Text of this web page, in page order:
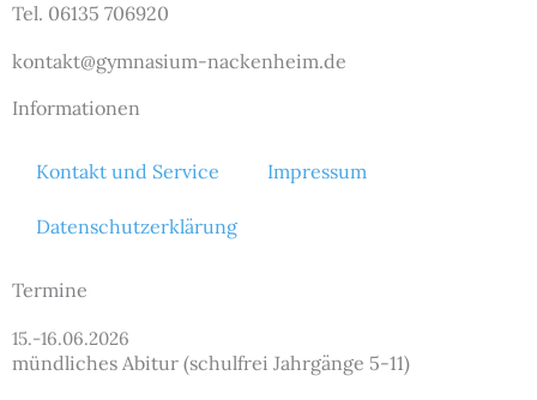
Tel. 06135 706920
kontakt@gymnasium-nackenheim.de
Informationen
Kontakt und Service Impressum
Datenschutzerklärung
Termine
15.-16.06.2026
mündliches Abitur (schulfrei Jahrgänge 5-11)